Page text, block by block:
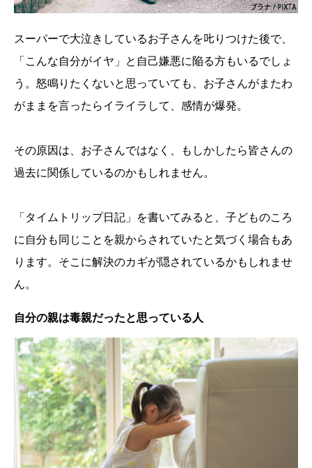
スーパーで大泣きしているお子さんを𠮟りつけた後で、
「こんな自分がイヤ」と自己嫌悪に陥る方もいるでしょ
う。怒鳴りたくないと思っていても、お子さんがまたわ
がままを言ったらイライラして、感情が爆発。
その原因は、お子さんではなく、もしかしたら皆さんの
過去に関係しているのかもしれません。
「タイムトリップ日記」を書いてみると、子どものころ
に自分も同じことを親からされていたと気づく場合もあ
ります。そこに解決のカギが隠されているかもしれませ
ん。
自分の親は毒親だったと思っている人